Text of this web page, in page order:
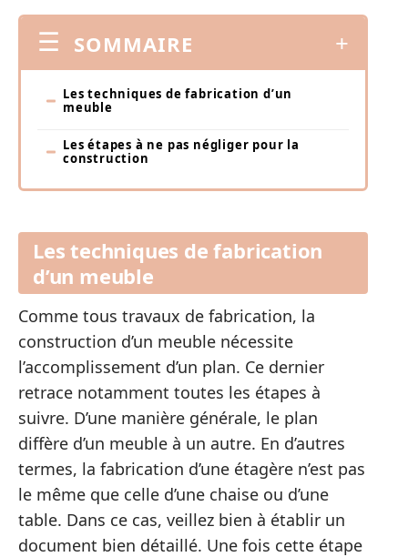
SOMMAIRE
Les techniques de fabrication d’un
meuble
Les étapes à ne pas négliger pour la
construction
Les techniques de fabrication
d’un meuble
Comme tous travaux de fabrication, la
construction d’un meuble nécessite
l’accomplissement d’un plan. Ce dernier
retrace notamment toutes les étapes à
suivre. D’une manière générale, le plan
diffère d’un meuble à un autre. En d’autres
termes, la fabrication d’une étagère n’est pas
le même que celle d’une chaise ou d’une
table. Dans ce cas, veillez bien à établir un
document bien détaillé. Une fois cette étape